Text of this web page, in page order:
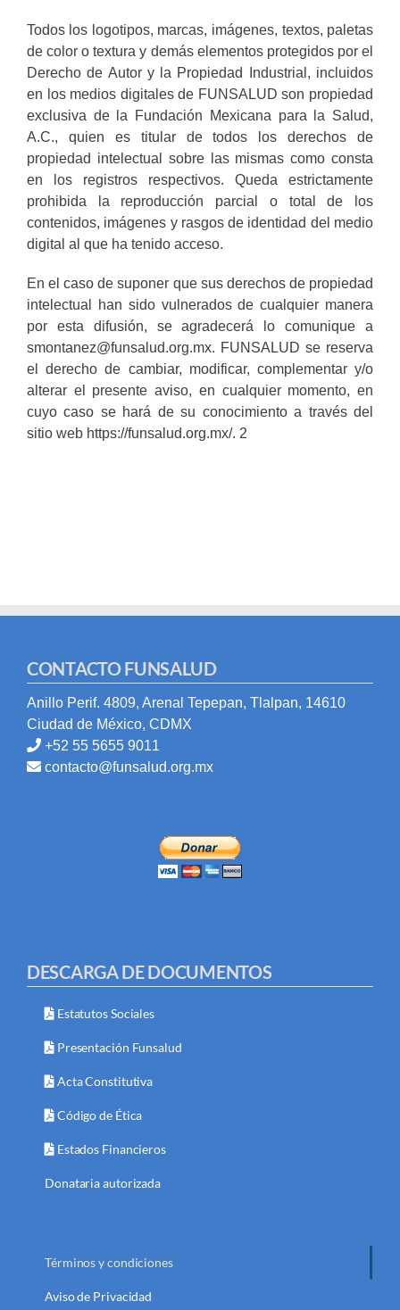
Todos los logotipos, marcas, imágenes, textos, paletas
de color o textura y demás elementos protegidos por el
Derecho de Autor y la Propiedad Industrial, incluidos
en los medios digitales de FUNSALUD son propiedad
exclusiva de la Fundación Mexicana para la Salud,
A.C., quien es titular de todos los derechos de
propiedad intelectual sobre las mismas como consta
en los registros respectivos. Queda estrictamente
prohibida la reproducción parcial o total de los
contenidos, imágenes y rasgos de identidad del medio
digital al que ha tenido acceso.
En el caso de suponer que sus derechos de propiedad
intelectual han sido vulnerados de cualquier manera
por esta difusión, se agradecerá lo comunique a
smontanez@funsalud.org.mx. FUNSALUD se reserva
el derecho de cambiar, modificar, complementar y/o
alterar el presente aviso, en cualquier momento, en
cuyo caso se hará de su conocimiento a través del
sitio web https://funsalud.org.mx/. 2
CONTACTO FUNSALUD
Anillo Perif. 4809, Arenal Tepepan, Tlalpan, 14610
Ciudad de México, CDMX
+52 55 5655 9011
contacto@funsalud.org.mx
DESCARGA DE DOCUMENTOS
Estatutos Sociales
Presentación Funsalud
Acta Constitutiva
Código de Ética
Estados Financieros
Donataria autorizada
Términos y condiciones
Aviso de Privacidad